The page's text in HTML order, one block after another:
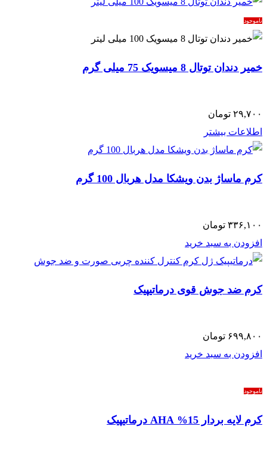
ناموجود
خمیر دندان توتال 8 میسویک 75 میلی گرم
۲۹,۷۰۰ تومان
اطلاعات بیشتر
کرم ماساژ بدن ویشکا مدل هربال 100 گرم
۳۳۶,۱۰۰ تومان
افزودن به سبد خرید
کرم ضد جوش قوی درماتیپیک
۶۹۹,۸۰۰ تومان
افزودن به سبد خرید
ناموجود
کرم لایه بردار 15% AHA درماتیپیک